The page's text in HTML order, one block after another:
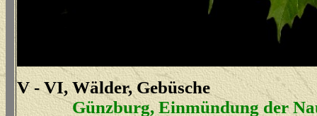
V - VI, Wälder, Gebüsche
Günzburg, Einmündung der